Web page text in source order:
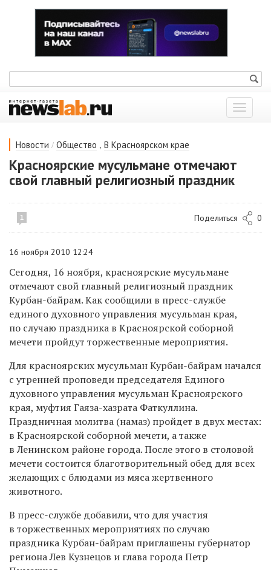
Показать
меню
Новости / Общество , В Красноярском крае
Красноярские мусульмане отмечают
свой главный религиозный праздник
1 Поделиться 0
16 ноября 2010 12:24
Сегодня, 16 ноября, красноярские мусульмане
отмечают свой главный религиозный праздник
Курбан-байрам. Как сообщили в пресс-службе
единого духовного управления мусульман края,
по случаю праздника в Красноярской соборной
мечети пройдут торжественные мероприятия.
Для красноярских мусульман Курбан-байрам начался
с утренней проповеди председателя Единого
духовного управления мусульман Красноярского
края, муфтия Гаяза-хазрата Фаткуллина.
Праздничная молитва (намаз) пройдет в двух местах:
в Красноярской соборной мечети, а также
в Ленинском районе города. После этого в столовой
мечети состоится благотворительный обед для всех
желающих с блюдами из мяса жертвенного
животного.
В пресс-службе добавили, что для участия
в торжественных мероприятиях по случаю
праздника Курбан-байрам приглашены губернатор
региона Лев Кузнецов и глава города Петр